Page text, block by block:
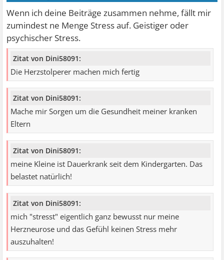
Wenn ich deine Beiträge zusammen nehme, fällt mir
zumindest ne Menge Stress auf. Geistiger oder
psychischer Stress.
Zitat von Dini58091:
Die Herzstolperer machen mich fertig
Zitat von Dini58091:
Mache mir Sorgen um die Gesundheit meiner kranken
Eltern
Zitat von Dini58091:
meine Kleine ist Dauerkrank seit dem Kindergarten. Das
belastet natürlich!
Zitat von Dini58091:
mich "stresst" eigentlich ganz bewusst nur meine
Herzneurose und das Gefühl keinen Stress mehr
auszuhalten!